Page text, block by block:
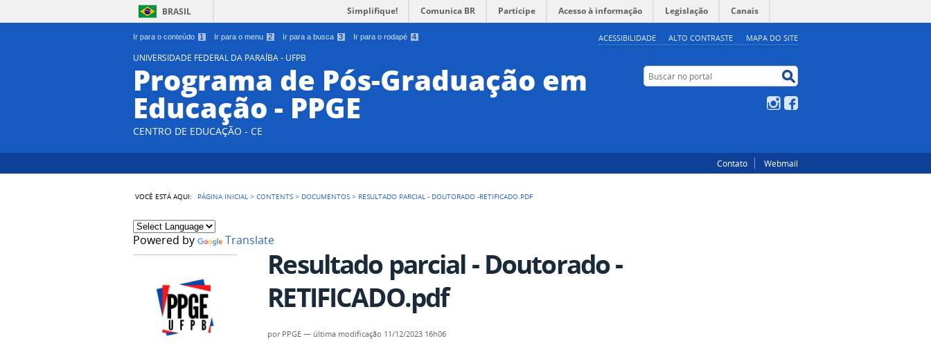
Ir para o conteúdo 1 Ir para o menu 2 Ir para a busca 3 Ir para o rodapé 4 ACESSIBILIDADE ALTO CONTRASTE MAPA DO SITE
BRASIL Simplifique! Comunica BR Participe Acesso à informação Legislação Canais
UNIVERSIDADE FEDERAL DA PARAÍBA - UFPB
Programa de Pós-Graduação em
Educação - PPGE
CENTRO DE EDUCAÇÃO - CE
Buscar no portal
Instagram
Contato Webmail
VOCÊ ESTÁ AQUI: PÁGINA INICIAL >CONTENTS > DOCUMENTOS > RESULTADO PARCIAL - DOUTORADO -RETIFICADO.PDF
Powered by Translate
Resultado parcial - Doutorado -
RETIFICADO.pdf
por PPGE — última modificação 11/12/2023 16h06